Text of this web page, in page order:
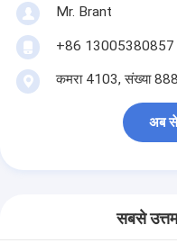
Mr. Brant
+86 13005380857
कमरा 4103, संख्या
अब
सबसे उत्तम